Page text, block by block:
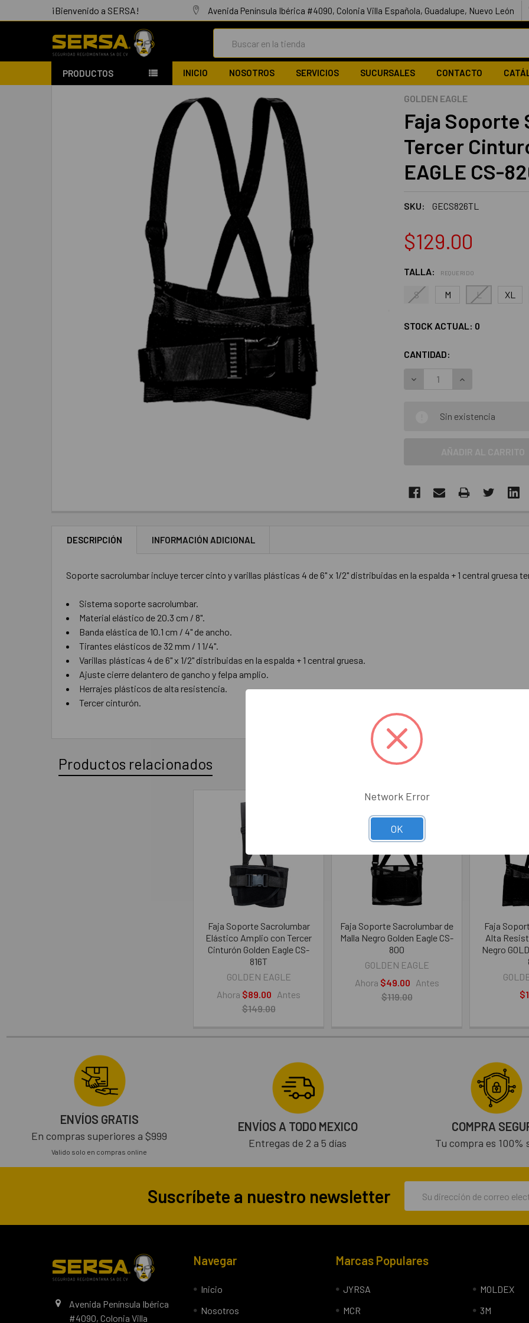
¡Bienvenido a SERSA! Avenida Península Ibérica #4090, Colonia Villa Española, Guadalupe, Nuevo León
PRODUCTOS INICIO NOSOTROS SERVICIOS SUCURSALES CONTACTO
GOLDEN EAGLE
Faja Soporte
Tercer
EAGLE CS-
SKU: GECS826TL
$129.00
TALLA: REQUERIDO
S M L XL
STOCK ACTUAL: 0
CANTIDAD:
DISMINUIR LA CANTIDAD:
AUMENTAR LA
Sin existencia
DESCRIPCIÓN INFORMACIÓN ADICIONAL
Soporte sacrolumbar incluye tercer cinto y varillas plásticas 4 de 6" x 1/2" distribuidas en la espalda + 1 central gruesa
Sistema soporte sacrolumbar.
Material elástico de 20.3 cm / 8".
Banda elástica de 10.1 cm / 4" de ancho.
Tirantes elásticos de 32 mm / 1 1/4".
Varillas plásticas 4 de 6" x 1/2" distribuidas en la espalda + 1 central gruesa.
Ajuste cierre delantero de gancho y felpa amplio.
Herrajes plásticos de alta resistencia.
Tercer cinturón.
Productos relacionados
Faja Soporte Sacrolumbar
Elástico Amplio con Tercer
Cinturón Golden Eagle CS-
816T
GOLDEN EAGLE
Ahora $89.00 Antes
$149.00
Faja Soporte Sacrolumbar de
Malla Negro Golden Eagle CS-
800
GOLDEN EAGLE
Ahora $49.00 Antes
$119.00
Faja
Alta
Negro
ENVÍOS GRATIS
En compras superiores a $999
Valido solo en compras online
ENVÍOS A TODO MEXICO
Entregas de 2 a 5 días
COMPRA
Tu compra es 100%
Suscríbete a nuestro newsletter
Avenida Península Ibérica
#4090, Colonia Villa
Navegar
Inicio
Nosotros
Marcas Populares
JYRSA
MCR
MOLDEX
3M
Network Error
OK